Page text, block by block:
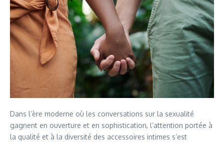
Dans l’ère moderne où les conversations sur la sexualité
gagnent en ouverture et en sophistication, l’attention portée à
la qualité et à la diversité des accessoires intimes s’est